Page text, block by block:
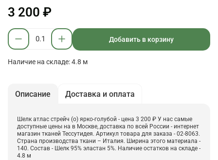
3 200 ₽
Добавить в корзину
Наличие на складе: 4.8 м
Описание Доставка и оплата
Шелк атлас стрейч (о) ярко-голубой - цена 3 200 ₽ У нас самые
доступные цены на в Москве, доставка по всей России - интернет
магазин тканей Тессутидея. Артикул товара для заказа - 02-8063.
Страна производства ткани – Италия. Ширина этого материала -
140. Состав - Шелк 95% эластан 5%. Наличие остатков на складе -
4.8 м